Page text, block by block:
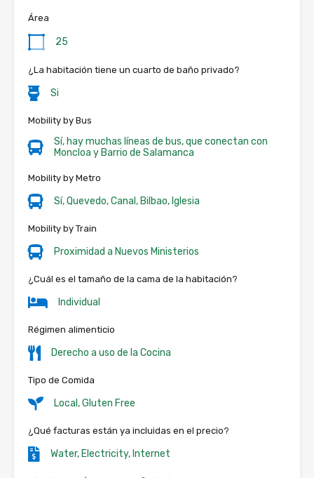
Área
25
¿La habitación tiene un cuarto de baño privado?
Si
Mobility by Bus
Sí, hay muchas líneas de bus, que conectan con
Moncloa y Barrio de Salamanca
Mobility by Metro
Sí, Quevedo, Canal, Bilbao, Iglesia
Mobility by Train
Proximidad a Nuevos Ministerios
¿Cuál es el tamaño de la cama de la habitación?
Individual
Régimen alimenticio
Derecho a uso de la Cocina
Tipo de Comida
Local, Gluten Free
¿Qué facturas están ya incluidas en el precio?
Water, Electricity, Internet